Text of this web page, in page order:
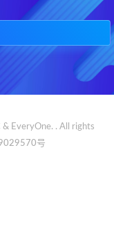
EveryOne. . All rights
号